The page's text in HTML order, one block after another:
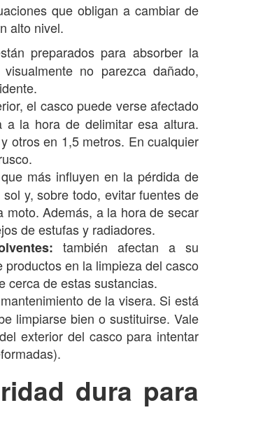
que obligan a cambiar de
alto nivel.
preparados para absorber la
no parezca dañado,
el casco puede verse afectado
la hora de delimitar esa altura.
otros en 1,5 metros. En cualquier
más influyen en la pérdida de
y, sobre todo, evitar fuentes de
Además, a la hora de secar
de estufas y radiadores.
también afectan a su
en la limpieza del casco
cerca de estas sustancias.
de la visera. Si está
limpiarse bien o sustituirse. Vale
exterior del casco para intentar
dura para